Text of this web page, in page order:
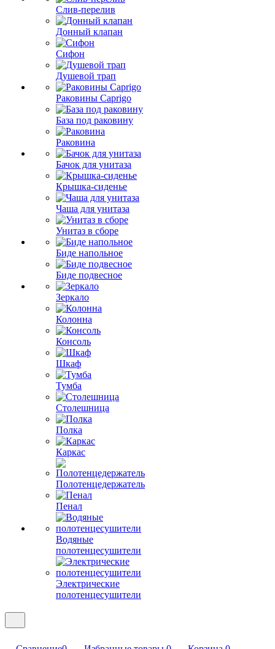
Слив-перелив
Донный клапан
Сифон
Душевой трап
Раковины Caprigo
База под раковину
Раковина
Бачок для унитаза
Крышка-сиденье
Чаша для унитаза
Унитаз в сборе
Биде напольное
Биде подвесное
Зеркало
Колонна
Консоль
Шкаф
Тумба
Столешница
Полка
Каркас
Полотенцедержатель
Пенал
Водяные
полотенцесушители
Электрические
полотенцесушители